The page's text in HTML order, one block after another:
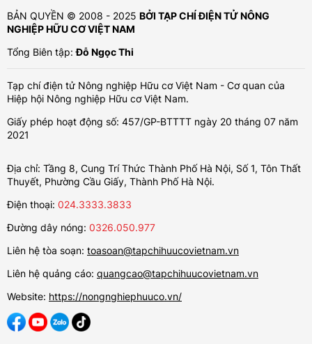
BẢN QUYỀN © 2008 - 2025 BỞI TẠP CHÍ ĐIỆN TỬ NÔNG
NGHIỆP HỮU CƠ VIỆT NAM
Tổng Biên tập:Đỗ Ngọc Thi
Tạp chí điện tử Nông nghiệp Hữu cơ Việt Nam - Cơ quan của
Hiệp hội Nông nghiệp Hữu cơ Việt Nam.
Giấy phép hoạt động số: 457/GP-BTTTT ngày 20 tháng 07 năm
2021
Địa chỉ: Tầng 8, Cung Trí Thức Thành Phố Hà Nội, Số 1, Tôn Thất
Thuyết, Phường Cầu Giấy, Thành Phố Hà Nội.
Điện thoại: 024.3333.3833
Đường dây nóng: 0326.050.977
Liên hệ tòa soạn: toasoan@tapchihuucovietnam.vn
Liên hệ quảng cáo: quangcao@tapchihuucovietnam.vn
Website: https://nongnghiephuuco.vn/